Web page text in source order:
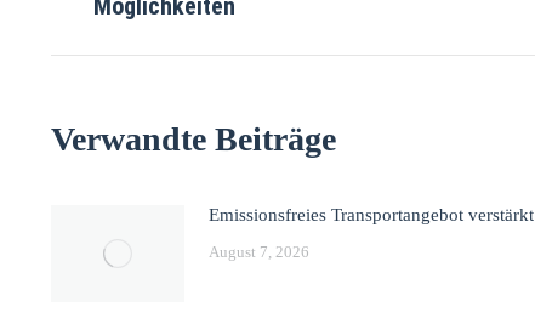
Verwandte Beiträge
Emissionsfreies Transportangebot verstärkt
August 7, 2026